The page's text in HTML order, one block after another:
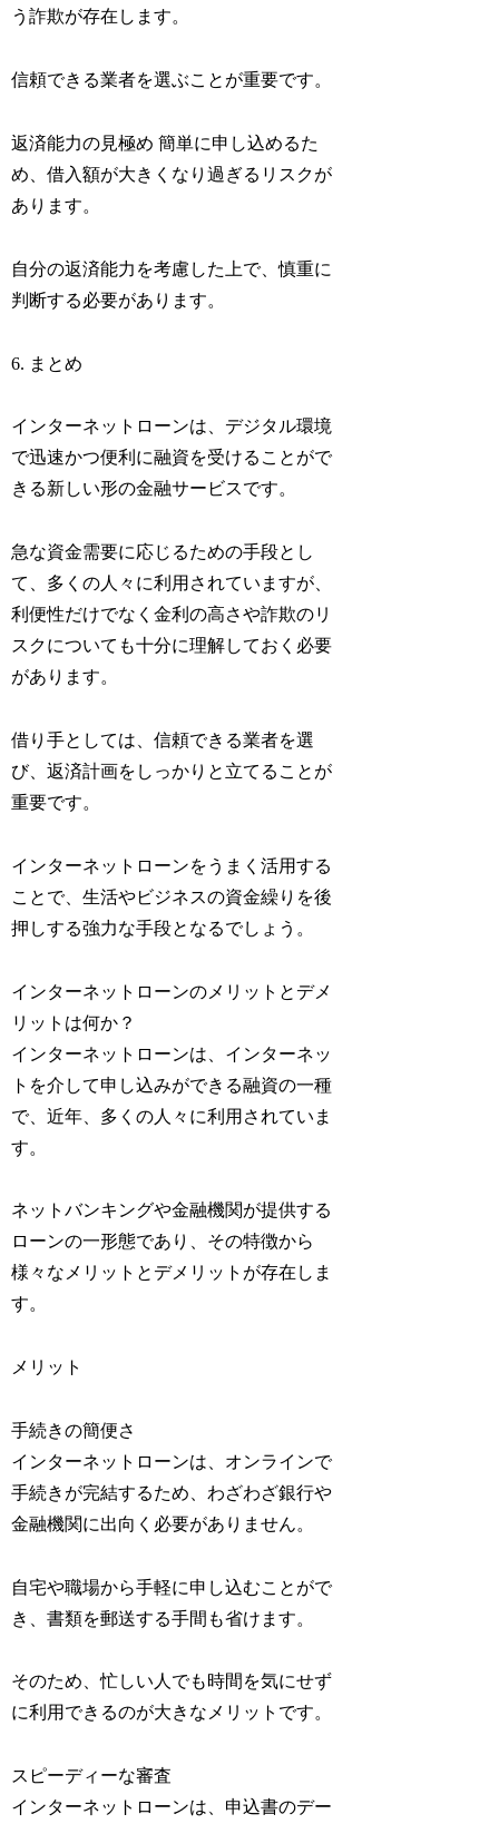
う詐欺が存在します。
信頼できる業者を選ぶことが重要です。
返済能力の見極め 簡単に申し込めるた
め、借入額が大きくなり過ぎるリスクが
あります。
自分の返済能力を考慮した上で、慎重に
判断する必要があります。
6. まとめ
インターネットローンは、デジタル環境
で迅速かつ便利に融資を受けることがで
きる新しい形の金融サービスです。
急な資金需要に応じるための手段とし
て、多くの人々に利用されていますが、
利便性だけでなく金利の高さや詐欺のリ
スクについても十分に理解しておく必要
があります。
借り手としては、信頼できる業者を選
び、返済計画をしっかりと立てることが
重要です。
インターネットローンをうまく活用する
ことで、生活やビジネスの資金繰りを後
押しする強力な手段となるでしょう。
インターネットローンのメリットとデメ
リットは何か？
インターネットローンは、インターネッ
トを介して申し込みができる融資の一種
で、近年、多くの人々に利用されていま
す。
ネットバンキングや金融機関が提供する
ローンの一形態であり、その特徴から
様々なメリットとデメリットが存在しま
す。
メリット
手続きの簡便さ
インターネットローンは、オンラインで
手続きが完結するため、わざわざ銀行や
金融機関に出向く必要がありません。
自宅や職場から手軽に申し込むことがで
き、書類を郵送する手間も省けます。
そのため、忙しい人でも時間を気にせず
に利用できるのが大きなメリットです。
スピーディーな審査
インターネットローンは、申込書のデー